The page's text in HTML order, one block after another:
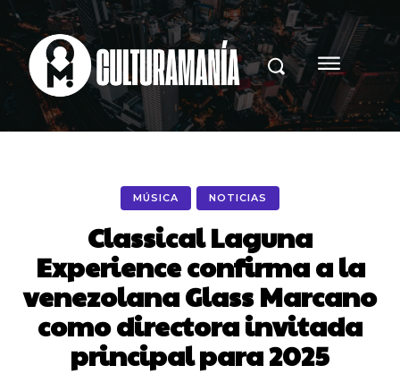
MÚSICA NOTICIAS
Classical Laguna
Experience confirma a la
venezolana Glass Marcano
como directora invitada
principal para 2025